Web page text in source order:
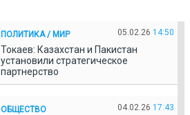
ПОЛИТИКА / МИР 05.02.26 14:50
Токаев: Казахстан и Пакистан
установили стратегическое
партнерство
ОБЩЕСТВО 04.02.26 17:43